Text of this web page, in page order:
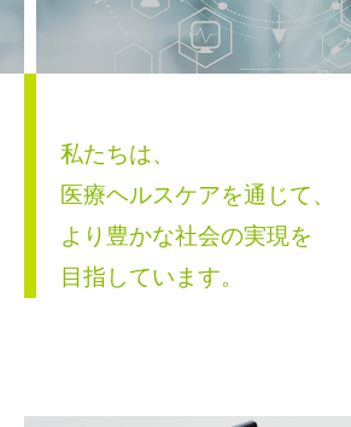
私たちは、
医療ヘルスケアを通じて、
より豊かな社会の実現を
目指しています。